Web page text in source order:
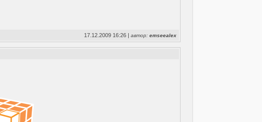
17.12.2009 16:26 |автор:emseealex